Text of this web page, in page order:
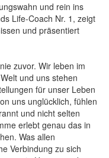
und rein ins
Life-Coach Nr. 1, zeigt
und präsentiert
zuvor. Wir leben im
und uns stehen
für unser Leben
uns unglücklich, fühlen
und nicht selten
erlebt genau das in
Was allen
Verbindung zu sich